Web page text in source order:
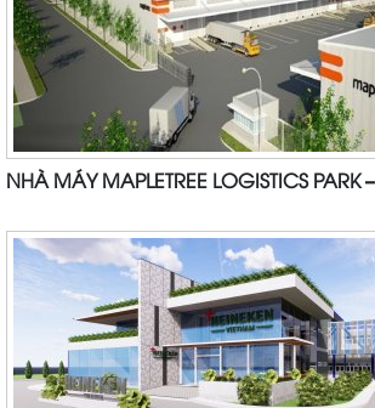
NHÀ MÁY MAPLETREE LOGISTICS PARK